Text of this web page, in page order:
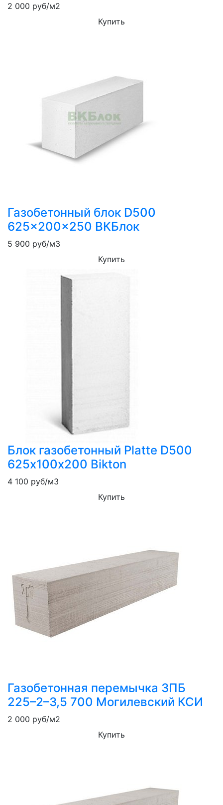
2 000 руб/м2
Купить
Газобетонный блок D500
625x200x250 ВКБлок
5 900 руб/м3
Купить
Блок газобетонный Platte D500
625х100х200 Bikton
4 100 руб/м3
Купить
Газобетонная перемычка 3ПБ
225–2–3,5 700 Могилевский КСИ
2 000 руб/м2
Купить